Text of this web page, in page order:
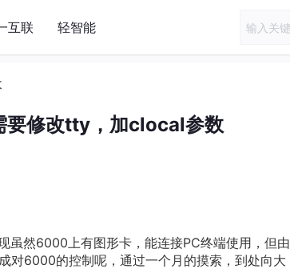
互联 轻智能
要修改tty，加clocal参数
虽然6000上有图形卡，能连接PC终端使用，但由
对6000的控制呢，通过一个月的摸索，到处向大